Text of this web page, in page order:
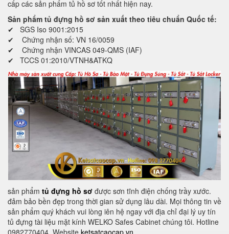
cấp các sản phẩm tủ hồ sơ tốt nhất hiện nay.
Sản phẩm tủ đựng hồ sơ sản xuất theo tiêu chuẩn Quốc tế:
✔ SGS Iso 9001:2015
✔ Chứng nhận số: VN 16/0059
✔ Chứng nhận VINCAS 049-QMS (IAF)
✔ TCCS 01:2010/VTNH&ATKQ
sản phẩm tủ đựng hồ sơ được sơn tĩnh điện chống trầy xước.
đảm bảo bền đẹp trong thời gian sử dụng lâu dài. Mọi thông tin về
sản phẩm quý khách vui lòng iên hệ ngay với địa chỉ đại lý uy tín
tủ đựng tài liệu mặt kính WELKO Safes Cabinet chúng tôi. Hotline
0982770404. Website ketsatcaocap.vn